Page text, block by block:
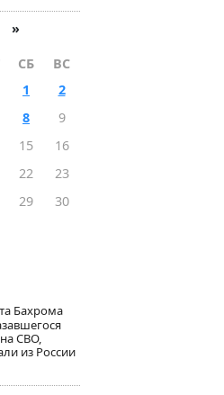
»
СБ
ВС
1
2
8
9
15
16
22
23
29
30
Бахрома
СВО,
из России